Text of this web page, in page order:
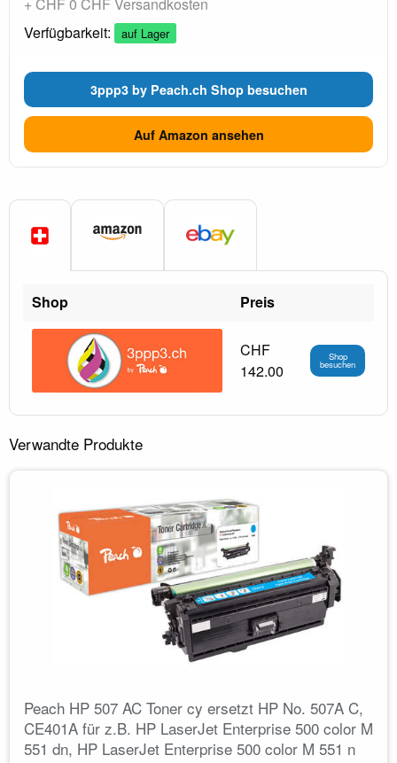
Verfügbarkeit:
auf Lager
3ppp3 by Peach.ch Shop besuchen
Auf Amazon ansehen
Shop Preis
CHF
142.00
Shop
besuchen
Verwandte Produkte
Peach HP 507 AC Toner cy ersetzt HP No. 507A C,
CE401A für z.B. HP LaserJet Enterprise 500 color M
551 dn, HP LaserJet Enterprise 500 color M 551 n